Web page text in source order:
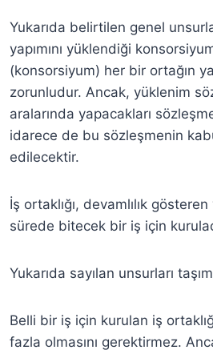
Yukarıda belirtilen genel
yapımını yüklendiği
(konsorsiyum) her bir ortağın
zorunludur. Ancak, yüklenim
aralarında yapacakları
idarece de bu sözleşmenin
edilecektir.
İş ortaklığı, devamlılık
sürede bitecek bir iş için
Yukarıda sayılan unsurları
Belli bir iş için kurulan iş
fazla olmasını gerektirmez.